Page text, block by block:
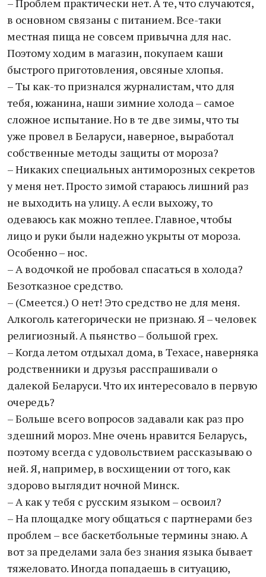
– Проблем практически нет. А те, что случаются,
в основном связаны с питанием. Все-таки
местная пища не совсем привычна для нас.
Поэтому ходим в магазин, покупаем каши
быстрого приготовления, овсяные хлопья.
– Ты как-то признался журналистам, что для
тебя, южанина, наши зимние холода – самое
сложное испытание. Но в те две зимы, что ты
уже провел в Беларуси, наверное, выработал
собственные методы защиты от мороза?
– Никаких специальных антиморозных секретов
у меня нет. Просто зимой стараюсь лишний раз
не выходить на улицу. А если выхожу, то
одеваюсь как можно теплее. Главное, чтобы
лицо и руки были надежно укрыты от мороза.
Особенно – нос.
– А водочкой не пробовал спасаться в холода?
Безотказное средство.
– (Смеется.) О нет! Это средство не для меня.
Алкоголь категорически не признаю. Я – человек
религиозный. А пьянство – большой грех.
– Когда летом отдыхал дома, в Техасе, наверняка
родственники и друзья расспрашивали о
далекой Беларуси. Что их интересовало в первую
очередь?
– Больше всего вопросов задавали как раз про
здешний мороз. Мне очень нравится Беларусь,
поэтому всегда с удовольствием рассказываю о
ней. Я, например, в восхищении от того, как
здорово выглядит ночной Минск.
– А как у тебя с русским языком – освоил?
– На площадке могу общаться с партнерами без
проблем – все баскетбольные термины знаю. А
вот за пределами зала без знания языка бывает
тяжеловато. Иногда попадаешь в ситуацию,